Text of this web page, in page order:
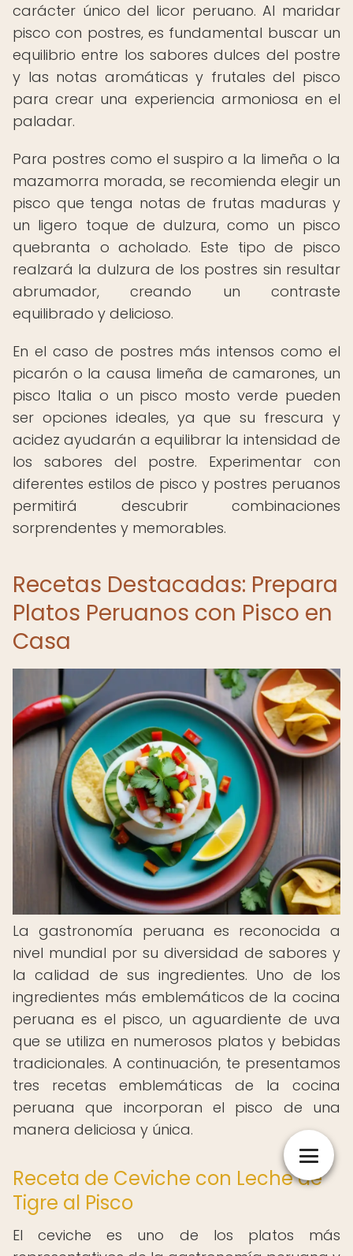
carácter único del licor peruano. Al maridar
pisco con postres, es fundamental buscar un
equilibrio entre los sabores dulces del postre
y las notas aromáticas y frutales del pisco
para crear una experiencia armoniosa en el
paladar.
Para postres como el suspiro a la limeña o la
mazamorra morada, se recomienda elegir un
pisco que tenga notas de frutas maduras y
un ligero toque de dulzura, como un pisco
quebranta o acholado. Este tipo de pisco
realzará la dulzura de los postres sin resultar
abrumador, creando un contraste
equilibrado y delicioso.
En el caso de postres más intensos como el
picarón o la causa limeña de camarones, un
pisco Italia o un pisco mosto verde pueden
ser opciones ideales, ya que su frescura y
acidez ayudarán a equilibrar la intensidad de
los sabores del postre. Experimentar con
diferentes estilos de pisco y postres peruanos
permitirá descubrir combinaciones
sorprendentes y memorables.
Recetas Destacadas: Prepara
Platos Peruanos con Pisco en
Casa
La gastronomía peruana es reconocida a
nivel mundial por su diversidad de sabores y
la calidad de sus ingredientes. Uno de los
ingredientes más emblemáticos de la cocina
peruana es el pisco, un aguardiente de uva
que se utiliza en numerosos platos y bebidas
tradicionales. A continuación, te presentamos
tres recetas emblemáticas de la cocina
peruana que incorporan el pisco de una
manera deliciosa y única.
Receta de Ceviche con Leche de
Tigre al Pisco
El ceviche es uno de los platos más